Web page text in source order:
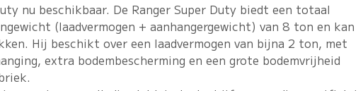
nu beschikbaar. De Ranger Super Duty biedt een totaal
(laadvermogen + aanhangergewicht) van 8 ton en kan
Hij beschikt over een laadvermogen van bijna 2 ton, met
extra bodembescherming en een grote bodemvrijheid